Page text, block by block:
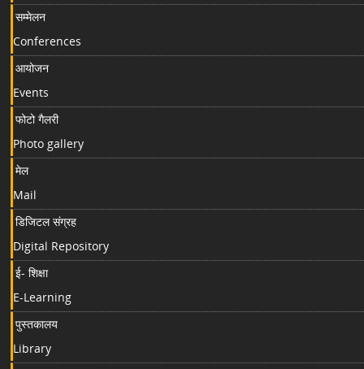
सम्मेलन
Conferences
आयोजन
Events
फोटो गैलरी
Photo gallery
मेल
Mail
डिजिटल संग्रह
Digital Repository
ई- शिक्षा
E-Learning
पुस्तकालय
Library